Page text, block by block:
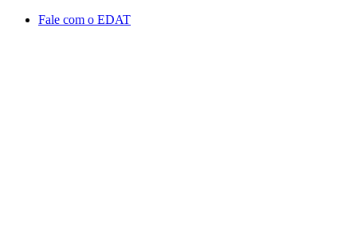
Conteúdo principal Menu principal
Fale com o EDAT